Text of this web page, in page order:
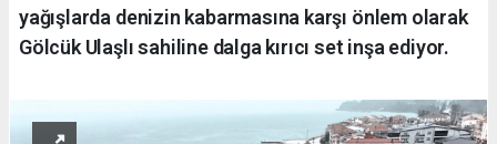
yağışlarda denizin kabarmasına karşı önlem olarak
Gölcük Ulaşlı sahiline dalga kırıcı set inşa ediyor.